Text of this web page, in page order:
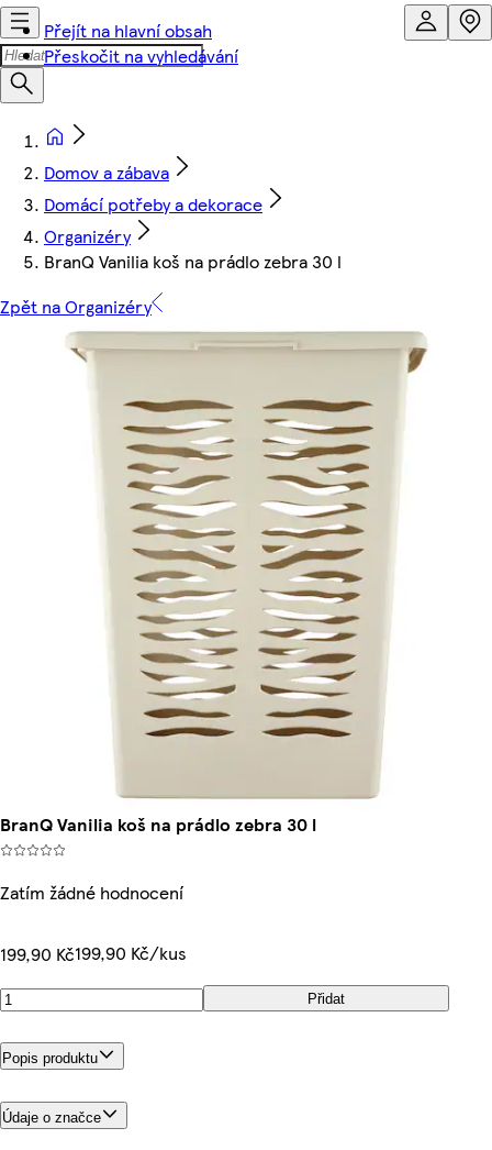
Přejít na hlavní obsah
Přeskočit na vyhledávání
Domov a zábava
Domácí potřeby a dekorace
Organizéry
BranQ Vanilia koš na prádlo zebra 30 l
Zpět na Organizéry
BranQ Vanilia koš na prádlo zebra 30 l
Zatím žádné hodnocení
199,90 Kč199,90 Kč/kus
Přidat
Popis produktu
Údaje o značce